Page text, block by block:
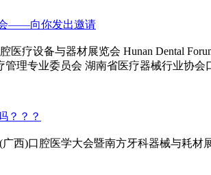
会——向你发出邀请
医疗设备与器材展览会 Hunan Dental
理专业委员会 湖南省医疗器械行业协会
？？？
西)口腔医学大会暨南方牙科器械与耗材